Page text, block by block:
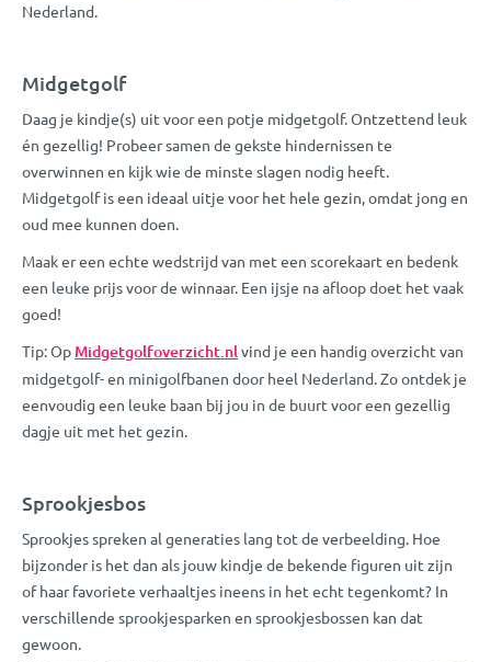
Nederland.
Midgetgolf
Daag je kindje(s) uit voor een potje midgetgolf. Ontzettend leuk
én gezellig! Probeer samen de gekste hindernissen te
overwinnen en kijk wie de minste slagen nodig heeft.
Midgetgolf is een ideaal uitje voor het hele gezin, omdat jong en
oud mee kunnen doen.
Maak er een echte wedstrijd van met een scorekaart en bedenk
een leuke prijs voor de winnaar. Een ijsje na afloop doet het vaak
goed!
Tip: Op Midgetgolfoverzicht.nlvind je een handig overzicht van
midgetgolf- en minigolfbanen door heel Nederland. Zo ontdek je
eenvoudig een leuke baan bij jou in de buurt voor een gezellig
dagje uit met het gezin.
Sprookjesbos
Sprookjes spreken al generaties lang tot de verbeelding. Hoe
bijzonder is het dan als jouw kindje de bekende figuren uit zijn
of haar favoriete verhaaltjes ineens in het echt tegenkomt? In
verschillende sprookjesparken en sprookjesbossen kan dat
gewoon.